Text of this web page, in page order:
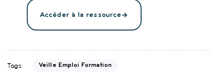
Accéder à la ressource
Tags: Veille Emploi Formation